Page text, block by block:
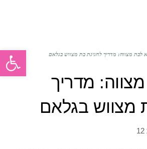
לבת מצווה: מדריך לחגיגת בת מצווש בגלאם
מדריך
מצווש בגלאם
פתח